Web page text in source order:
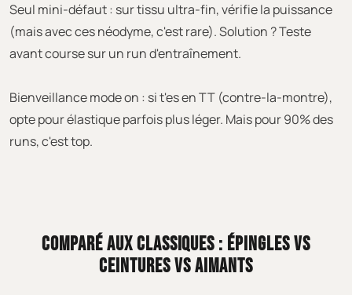
Seul mini-défaut : sur tissu ultra-fin, vérifie la puissance
(mais avec ces néodyme, c'est rare). Solution ? Teste
avant course sur un run d'entraînement.
Bienveillance mode on : si t'es en TT (contre-la-montre),
opte pour élastique parfois plus léger. Mais pour 90% des
runs, c'est top.
COMPARÉ AUX CLASSIQUES : ÉPINGLES VS
CEINTURES VS AIMANTS